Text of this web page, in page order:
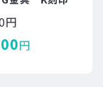
円
円